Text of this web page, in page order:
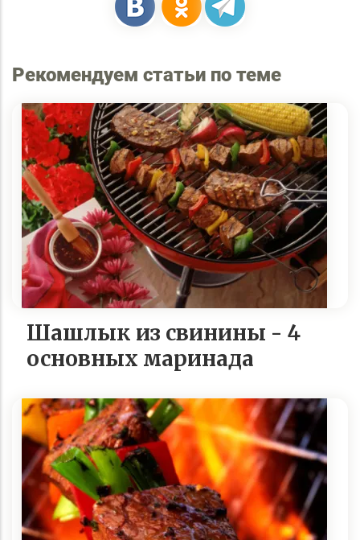
Рекомендуем статьи по теме
Шашлык из свинины - 4
основных маринада